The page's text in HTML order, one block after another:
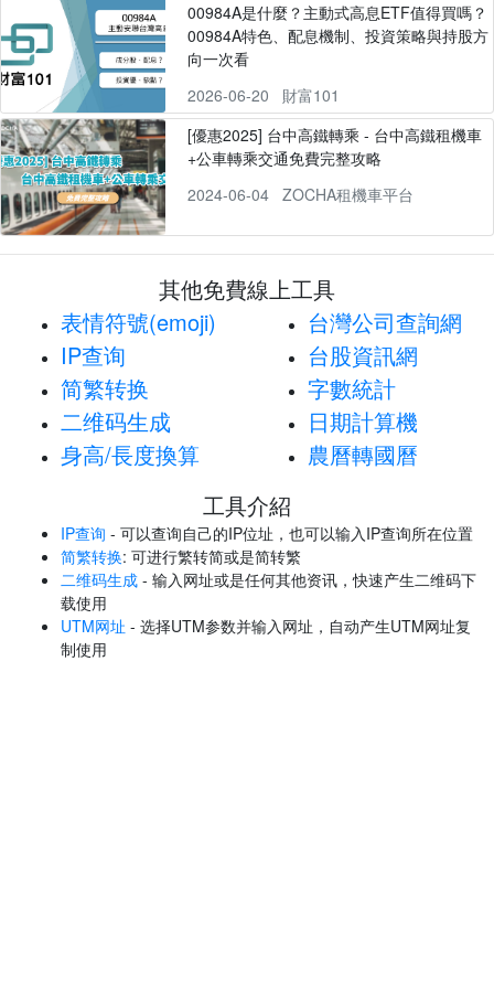
00984A是什麼？主動式高息ETF值得買嗎？
00984A特色、配息機制、投資策略與持股方
向一次看
2026-06-20
財富101
[優惠2025] 台中高鐵轉乘 - 台中高鐵租機車
+公車轉乘交通免費完整攻略
2024-06-04
ZOCHA租機車平台
其他免費線上工具
表情符號(emoji)
IP查询
简繁转换
二维码生成
身高/長度換算
台灣公司查詢網
台股資訊網
字數統計
日期計算機
農曆轉國曆
工具介紹
IP查询 - 可以查询自己的IP位址，也可以输入IP查询所在位置
简繁转换: 可进行繁转简或是简转繁
二维码生成 - 输入网址或是任何其他资讯，快速产生二维码下
载使用
UTM网址 - 选择UTM参数并输入网址，自动产生UTM网址复
制使用